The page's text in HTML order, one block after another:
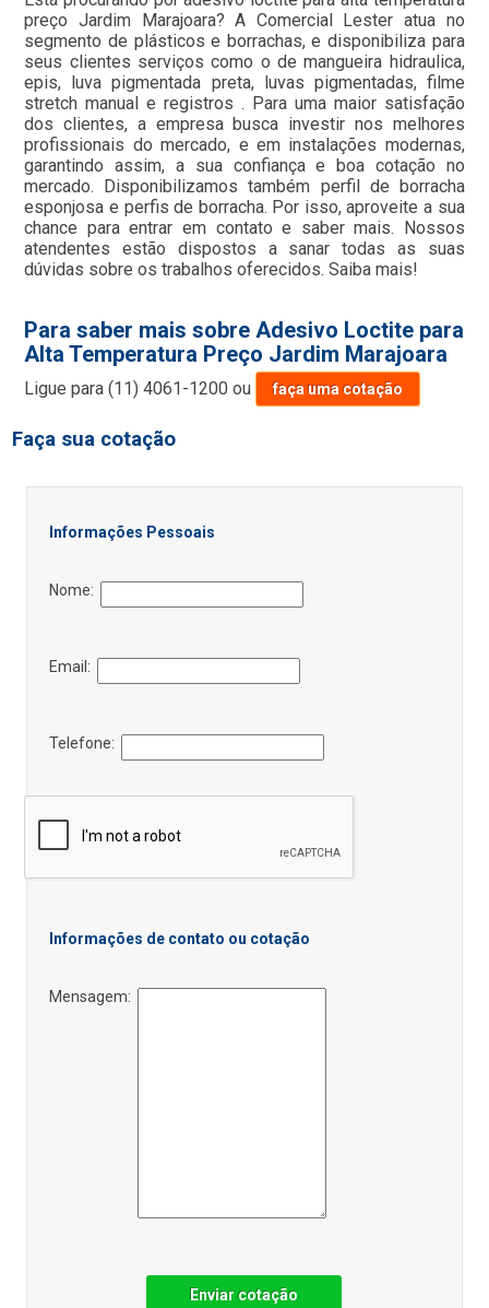
preço Jardim Marajoara? A Comercial Lester atua no
segmento de plásticos e borrachas, e disponibiliza para
seus clientes serviços como o de mangueira hidraulica,
epis, luva pigmentada preta, luvas pigmentadas, filme
stretch manual e registros . Para uma maior satisfação
dos clientes, a empresa busca investir nos melhores
profissionais do mercado, e em instalações modernas,
garantindo assim, a sua confiança e boa cotação no
mercado. Disponibilizamos também perfil de borracha
esponjosa e perfis de borracha. Por isso, aproveite a sua
chance para entrar em contato e saber mais. Nossos
atendentes estão dispostos a sanar todas as suas
dúvidas sobre os trabalhos oferecidos. Saiba mais!
Para saber mais sobre Adesivo Loctite para
Alta Temperatura Preço Jardim Marajoara
Ligue para(11) 4061-1200 ou faça uma cotação
Faça sua cotação
Informações Pessoais
Nome:
Email:
Telefone:
Informações de contato ou cotação
Mensagem:
Enviar cotação